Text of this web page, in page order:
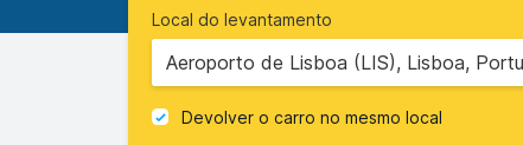
Local do levantamento
Aeroporto de Lisboa (LIS), Lisboa,
Devolver o carro no mesmo local